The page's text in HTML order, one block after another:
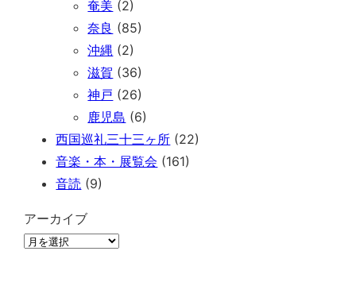
奄美 (2)
奈良 (85)
沖縄 (2)
滋賀 (36)
神戸 (26)
鹿児島 (6)
西国巡礼三十三ヶ所 (22)
音楽・本・展覧会 (161)
音読 (9)
アーカイブ